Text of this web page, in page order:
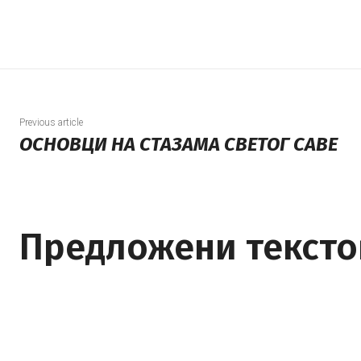
Previous article
ОСНОВЦИ НА СТАЗАМА СВЕТОГ САВЕ
Предложени